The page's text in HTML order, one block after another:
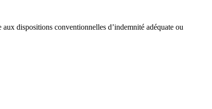
dispositions conventionnelles d’indemnité adéquate ou